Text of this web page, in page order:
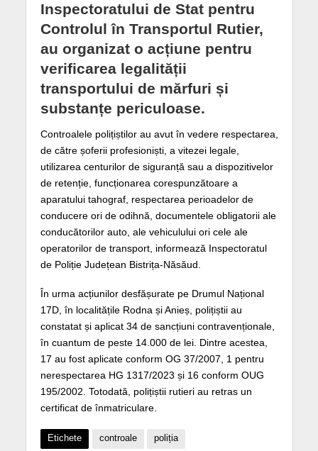
Inspectoratului de Stat pentru
Controlul în Transportul Rutier,
au organizat o acțiune pentru
verificarea legalității
transportului de mărfuri și
substanțe periculoase.
Controalele polițiștilor au avut în vedere respectarea,
de către șoferii profesioniști, a vitezei legale,
utilizarea centurilor de siguranță sau a dispozitivelor
de retenție, funcționarea corespunzătoare a
aparatului tahograf, respectarea perioadelor de
conducere ori de odihnă, documentele obligatorii ale
conducătorilor auto, ale vehiculului ori cele ale
operatorilor de transport, informează Inspectoratul
de Poliție Județean Bistrița-Năsăud.
În urma acțiunilor desfășurate pe Drumul Național
17D, în localitățile Rodna și Anieș, polițiștii au
constatat și aplicat 34 de sancțiuni contravenționale,
în cuantum de peste 14.000 de lei. Dintre acestea,
17 au fost aplicate conform OG 37/2007, 1 pentru
nerespectarea HG 1317/2023 și 16 conform OUG
195/2002. Totodată, polițiștii rutieri au retras un
certificat de înmatriculare.
Etichete controale poliția